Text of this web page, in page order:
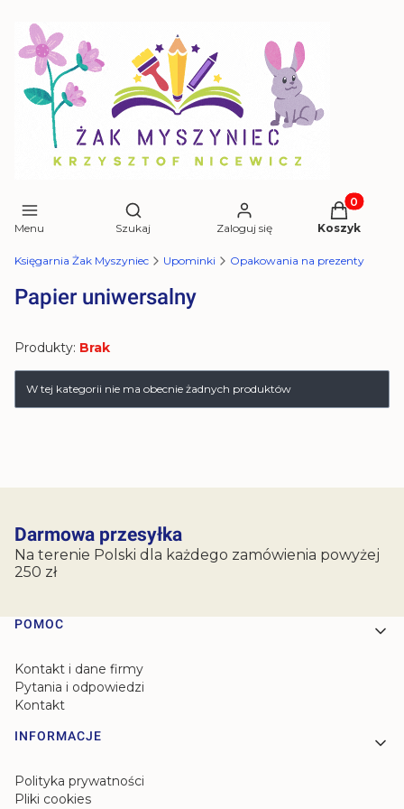
Menu
Otwórz wyszukiwarkę
Szukaj Zaloguj się
Produkty
Koszyk
Księgarnia Żak Myszyniec Upominki Opakowania na prezenty
Papier uniwersalny
Produkty: Brak
Lista produktów
W tej kategorii nie ma obecnie żadnych produktów
Darmowa przesyłka
Na terenie Polski dla każdego zamówienia powyżej
250 zł
Linki w stopce
POMOC
Kontakt i dane firmy
Pytania i odpowiedzi
Kontakt
INFORMACJE
Polityka prywatności
Pliki cookies